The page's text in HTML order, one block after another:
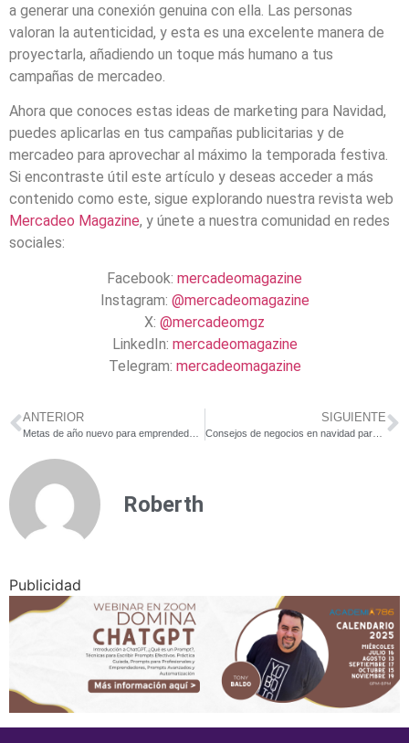
a generar una conexión genuina con ella. Las personas
valoran la autenticidad, y esta es una excelente manera de
proyectarla, añadiendo un toque más humano a tus
campañas de mercadeo.
Ahora que conoces estas ideas de marketing para Navidad,
puedes aplicarlas en tus campañas publicitarias y de
mercadeo para aprovechar al máximo la temporada festiva.
Si encontraste útil este artículo y deseas acceder a más
contenido como este, sigue explorando nuestra revista web
Mercadeo Magazine, y únete a nuestra comunidad en redes
sociales:
Facebook: mercadeomagazine
Instagram: @mercadeomagazine
X: @mercadeomgz
LinkedIn: mercadeomagazine
Telegram: mercadeomagazine
ANTERIOR SIGUIENTE
Consejos de negocios en navidad para pequeñas empresas
Roberth
Publicidad